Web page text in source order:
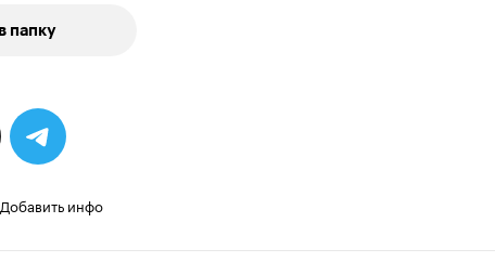
папку
Добавить инфо